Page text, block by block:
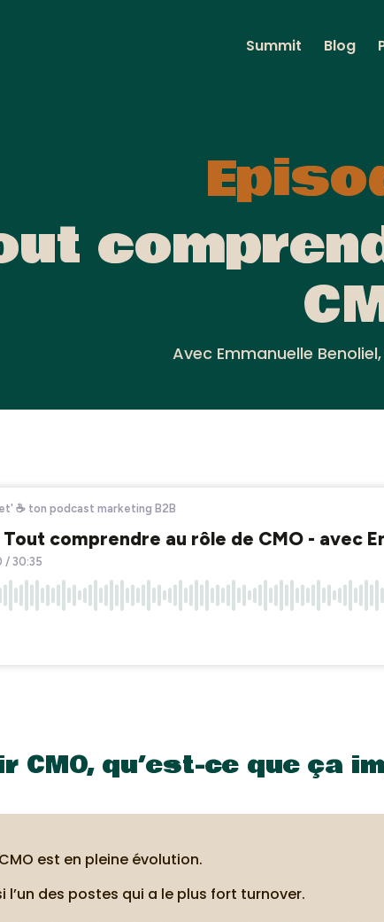
Summit Blog
Avec Emmanuelle
CMO, qu’est-ce que ça
est en pleine évolution.
l’un des postes qui a le plus fort turnover.